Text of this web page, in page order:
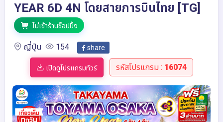
YEAR 6D 4N โดยสายการบินไทย [TG]
ไม่เข้าร้านช็อปปิ้ง
ญี่ปุ่น 154 share
เปิดดูโปรแกรมทัวร์ รหัสโปรแกรม : 16074